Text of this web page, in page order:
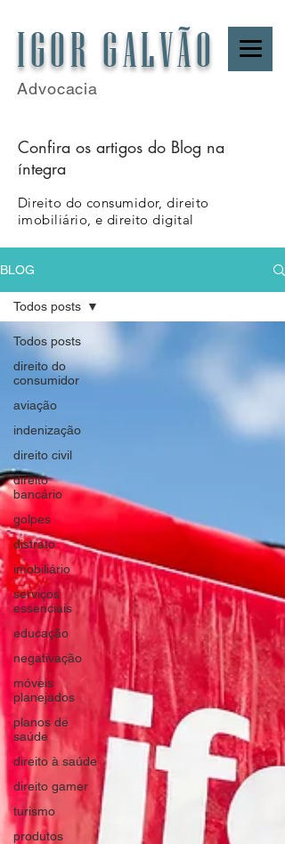
IGOR GALVÃO
Advocacia
Confira os artigos do Blog na
íntegra
Direito do consumidor, direito
imobiliário, e direito digital
BLOG
Todos posts
direito do
consumidor
aviação
indenização
direito civil
direito
bancário
golpes
distrato
imobiliário
serviços
essenciais
educação
negativação
móveis
planejados
planos de
saúde
direito à saúde
direito gamer
turismo
produtos
Todos posts